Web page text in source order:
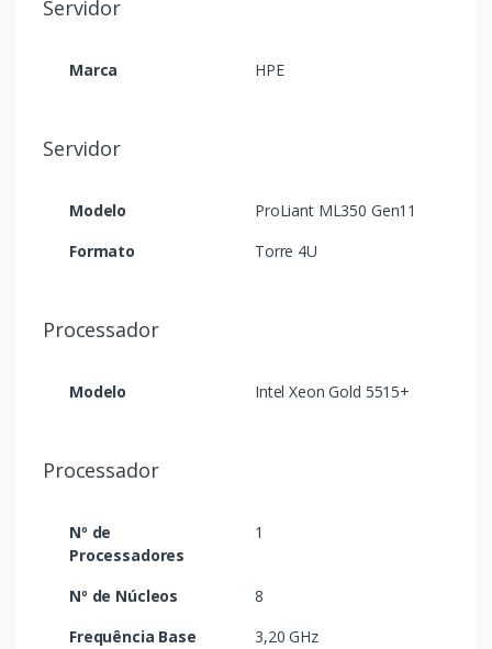
Servidor
Marca HPE
Servidor
Modelo
ProLiant ML350 Gen11
Formato
Torre 4U
Processador
Modelo Intel Xeon Gold 5515+
Processador
Nº de
Processadores
1
Nº de Núcleos
8
Frequência Base
3,20 GHz